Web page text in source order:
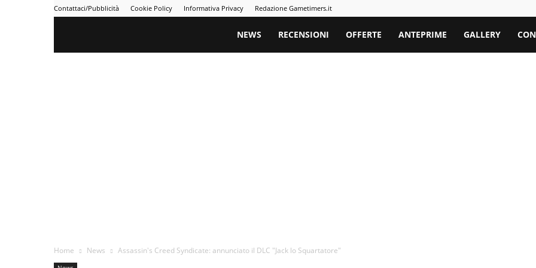
Contattaci/Pubblicità Cookie Policy Informativa Privacy Redazione Gametimers.it
Gametimers
NEWS RECENSIONI OFFERTE ANTEPRIME GALLERY
Home News Assassin's Creed Syndicate: annunciato il DLC "Jack lo Squartatore"